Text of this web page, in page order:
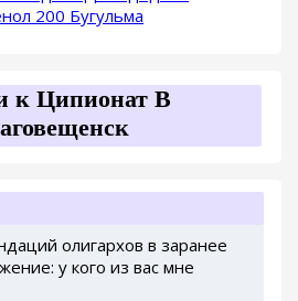
200 Бугульма
к Ципионат В
олигархов в заранее
у кого из вас мне